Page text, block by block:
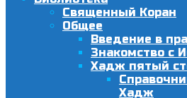
Священный Коран
Общее
Введение в
Знакомство с
Хадж пятый
Хадж